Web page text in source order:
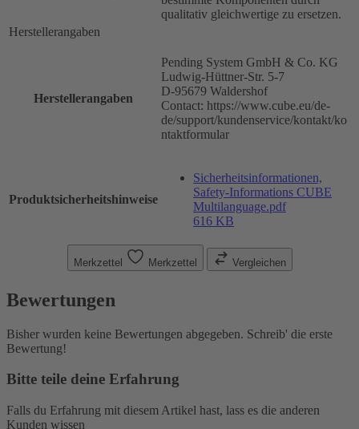
qualitativ gleichwertige zu ersetzen.
Herstellerangaben
Herstellerangaben
Pending System GmbH & Co. KG
Ludwig-Hüttner-Str. 5-7
D-95679 Waldershof
Contact: https://www.cube.eu/de-
de/support/kundenservice/kontakt/ko
ntaktformular
Produktsicherheitshinweise
Sicherheitsinformationen,
Safety-Informations CUBE
Multilanguage.pdf
616 KB
Merkzettel Merkzettel Vergleichen
Bewertungen
Bisher wurden keine Bewertungen abgegeben. Schreib' die erste
Bewertung!
Bitte teile deine Erfahrung
Falls du Erfahrung mit diesem Artikel hast, lass es die anderen
Kunden wissen